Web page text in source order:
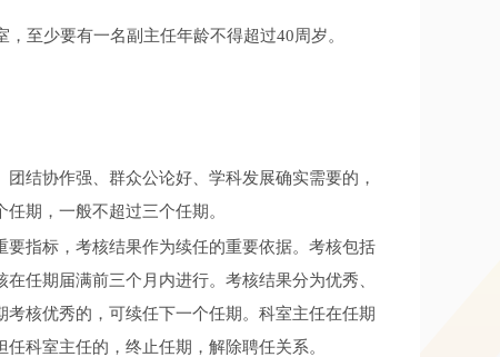
至少要有一名副主任年龄不得超过40周岁。
结协作强、群众公论好、学科发展确实需要的，
期，一般不超过三个任期。
指标，考核结果作为续任的重要依据。考核包括
任期届满前三个月内进行。考核结果分为优秀、
核优秀的，可续任下一个任期。科室主任在任期
科室主任的，终止任期，解除聘任关系。